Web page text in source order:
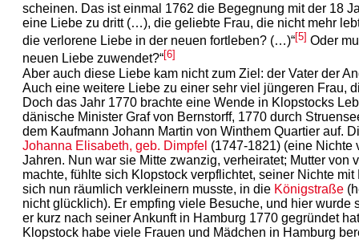
scheinen. Das ist einmal 1762 die Begegnung mit der 18
eine Liebe zu dritt (…), die geliebte Frau, die nicht mehr
die verlorene Liebe in der neuen fortleben? (…)“[5] Oder
neuen Liebe zuwendet?“[6]
Aber auch diese Liebe kam nicht zum Ziel: der Vater der
Auch eine weitere Liebe zu einer sehr viel jüngeren Frau,
Doch das Jahr 1770 brachte eine Wende in Klopstocks
dänische Minister Graf von Bernstorff, 1770 durch
dem Kaufmann Johann Martin von Winthem Quartier auf.
Johanna Elisabeth, geb. Dimpfel (1747-1821) (eine Nichte
Jahren. Nun war sie Mitte zwanzig, verheiratet; Mutter
machte, fühlte sich Klopstock verpflichtet, seiner Nichte
sich nun räumlich verkleinern musste, in die Königstraße
nicht glücklich). Er empfing viele Besuche, und hier
er kurz nach seiner Ankunft in Hamburg 1770 gegründet
Klopstock habe viele Frauen und Mädchen in Hamburg